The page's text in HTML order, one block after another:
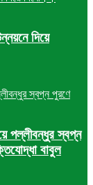
দিয়ে
পল্লীবন্ধুর স্বপ্ন
বাবুল